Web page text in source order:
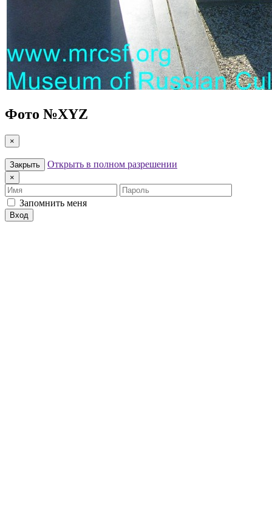
Фото №XYZ
×
Закрыть Открыть в полном разрешении
×
Имя
Пароль
Запомнить меня
Вход